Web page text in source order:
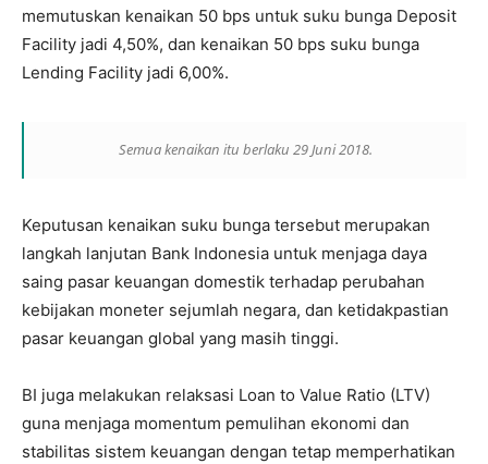
memutuskan kenaikan 50 bps untuk suku bunga Deposit
Facility jadi 4,50%, dan kenaikan 50 bps suku bunga
Lending Facility jadi 6,00%.
Semua kenaikan itu berlaku 29 Juni 2018.
Keputusan kenaikan suku bunga tersebut merupakan
langkah lanjutan Bank Indonesia untuk menjaga daya
saing pasar keuangan domestik terhadap perubahan
kebijakan moneter sejumlah negara, dan ketidakpastian
pasar keuangan global yang masih tinggi.
BI juga melakukan relaksasi Loan to Value Ratio (LTV)
guna menjaga momentum pemulihan ekonomi dan
stabilitas sistem keuangan dengan tetap memperhatikan